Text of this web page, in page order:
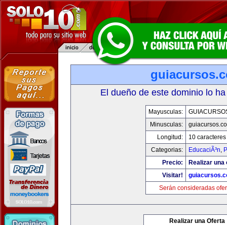
El dueño de este dominio lo
Mayusculas:
Minusculas:
Longitud:
10 caracteres
Categorias:
EducaciÃ³n,
Precio:
Realizar una
Visitar!
Serán consideradas
Realizar una Oferta